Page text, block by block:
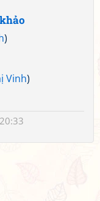
)
Vinh)